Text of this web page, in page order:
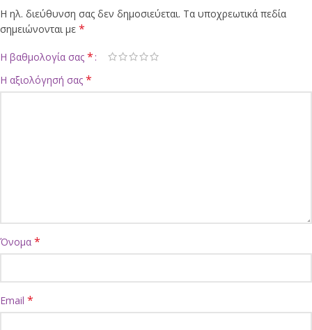
Η ηλ. διεύθυνση σας δεν δημοσιεύεται. Τα υποχρεωτικά πεδία
σημειώνονται με *
Η βαθμολογία σας *
Η αξιολόγησή σας *
Όνομα *
Email *